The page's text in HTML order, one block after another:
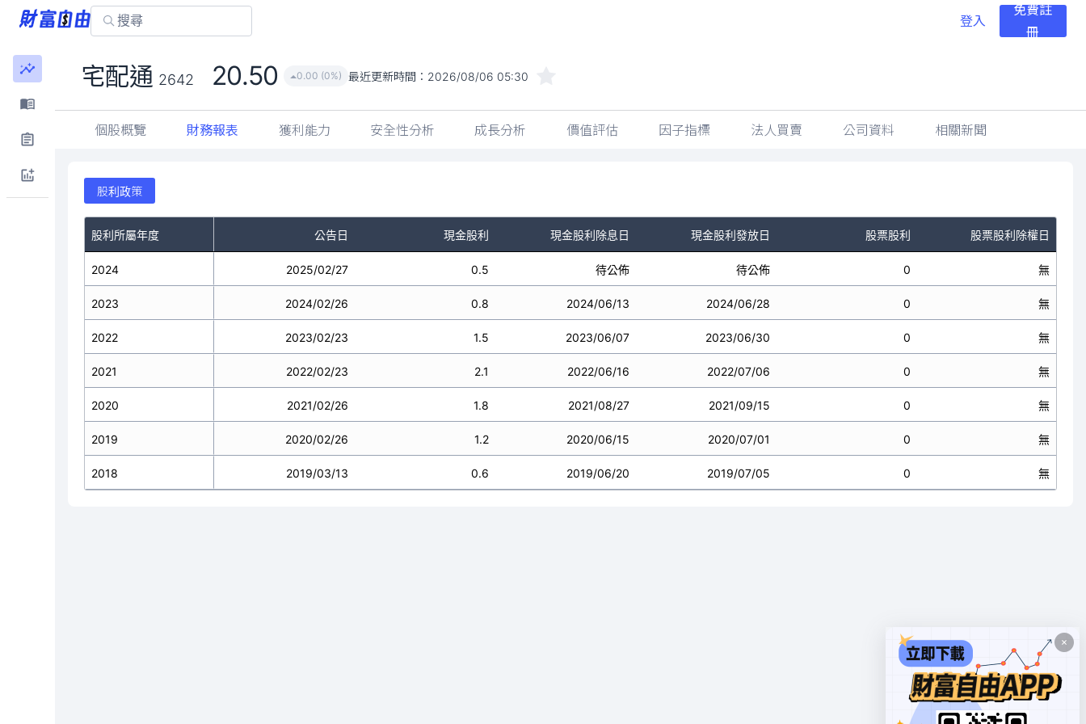
登入
免費註
冊
宅配通 2642 20.50 0.00 (0%) 最近更新時間： 2026/08/06 05:30
個股概覽 財務報表 獲利能力 安全性分析 成長分析 價值評估 因子指標 法人買賣 公司資料 相關新聞
股利政策
股利所屬年度 公告日 現金股利 現金股利除息日 現金股利發放日 股票股利 股票股利除權日
2024
2023
2022
2021
2020
2019
2018
2025/02/27 0.5 待公佈 待公佈 0 無
2024/02/26 0.8 2024/06/13 2024/06/28 0 無
2023/02/23 1.5 2023/06/07 2023/06/30 0 無
2022/02/23 2.1 2022/06/16 2022/07/06 0 無
2021/02/26 1.8 2021/08/27 2021/09/15 0 無
2020/02/26 1.2 2020/06/15 2020/07/01 0 無
2019/03/13 0.6 2019/06/20 2019/07/05 0 無